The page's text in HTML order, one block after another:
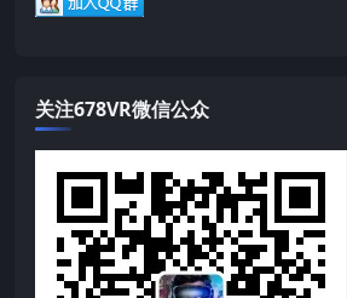
关注678VR微信公众